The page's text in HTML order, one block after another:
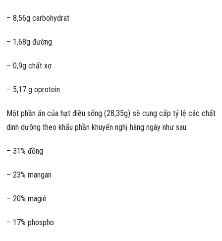
– 8,56g carbohydrat
– 1,68g đường
– 0,9g chất xơ
– 5,17 g oprotein
Một phần ăn của hạt điều sống (28,35g) sẽ cung cấp tỷ lệ các chất
dinh dưỡng theo khẩu phần khuyến nghị hàng ngày như sau:
– 31% đồng
– 23% mangan
– 20% magiê
– 17% phospho